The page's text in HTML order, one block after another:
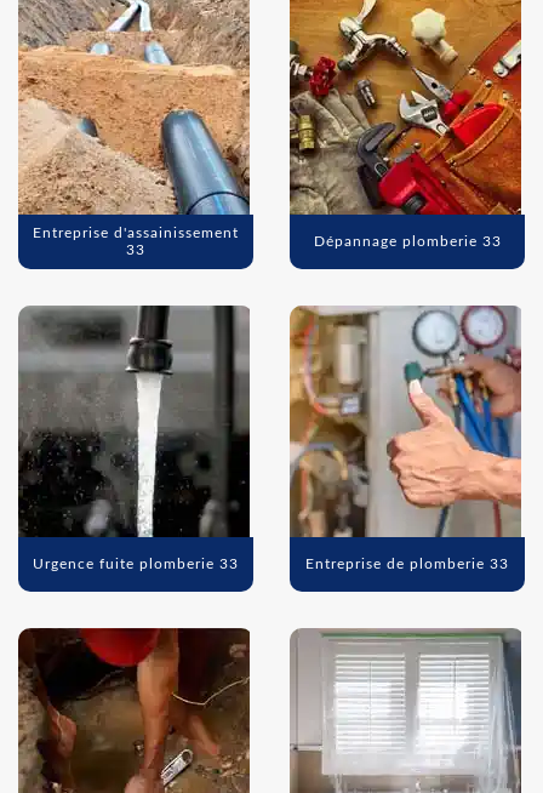
Entreprise d'assainissement
33
Dépannage plomberie 33
Urgence fuite plomberie 33 Entreprise de plomberie 33